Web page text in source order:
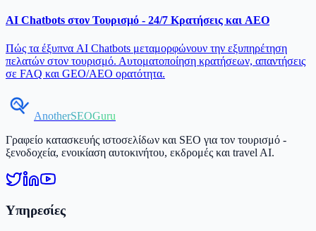
AI Chatbots στον Τουρισμό - 24/7 Κρατήσεις και AEO
Πώς τα έξυπνα AI Chatbots μεταμορφώνουν την εξυπηρέτηση
πελατών στον τουρισμό. Αυτοματοποίηση κρατήσεων, απαντήσεις
σε FAQ και GEO/AEO ορατότητα.
AnotherSEOGuru
Γραφείο κατασκευής ιστοσελίδων και SEO για τον τουρισμό -
ξενοδοχεία, ενοικίαση αυτοκινήτου, εκδρομές και travel AI.
Υπηρεσίες